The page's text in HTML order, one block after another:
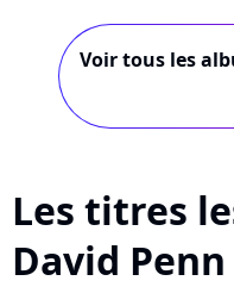
Voir tous les
Les titres
David Penn